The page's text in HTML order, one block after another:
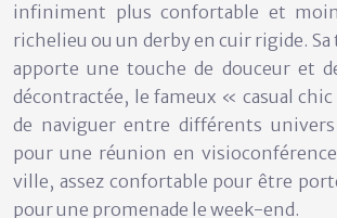
infiniment plus confortable et
richelieu ou un derby en cuir rigide.
apporte une touche de douceur et
décontractée, le fameux « casual
de naviguer entre différents univers
pour une réunion en
ville, assez confortable pour être
pour une promenade le week-end.